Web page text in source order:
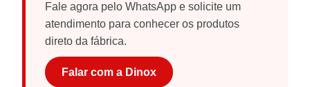
Fale agora pelo WhatsApp e solicite um
atendimento para conhecer os produtos
direto da fábrica.
Falar com a Dinox